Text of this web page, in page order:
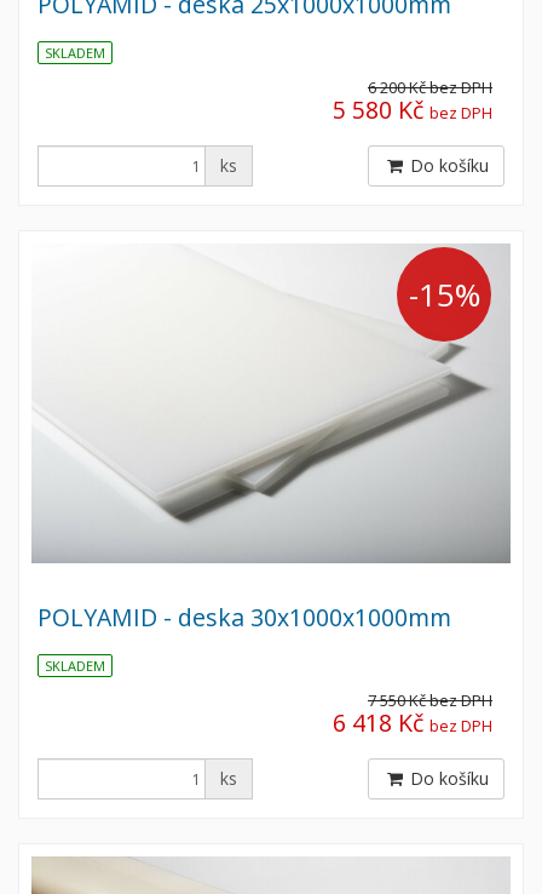
SKLADEM
6 200 Kčbez DPH
5 580 Kč bez DPH
ks Do košíku
-15%
POLYAMID - deska 30x1000x1000mm
SKLADEM
7 550 Kčbez DPH
6 418 Kč bez DPH
ks Do košíku